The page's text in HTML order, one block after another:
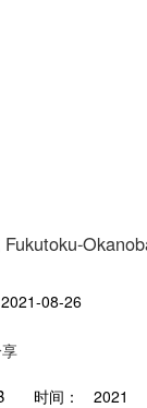
Fukutoku-
08-26
时间： 2021